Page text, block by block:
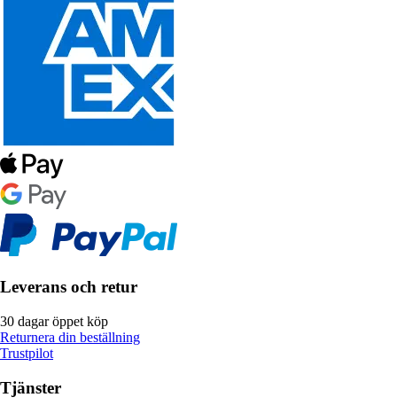
Leverans och retur
30 dagar öppet köp
Returnera din beställning
Trustpilot
Tjänster